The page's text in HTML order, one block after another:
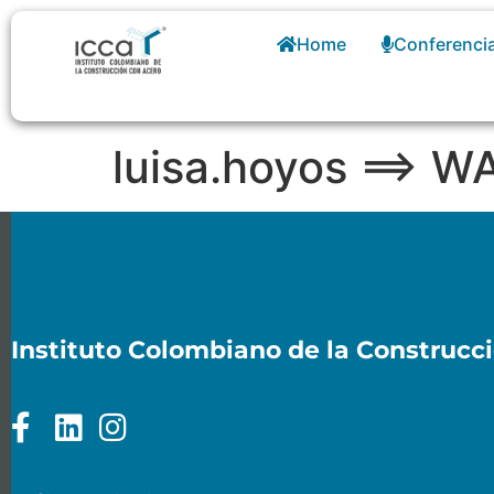
Home
luisa.hoyos ==>
Instituto Colombiano de la